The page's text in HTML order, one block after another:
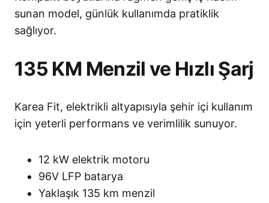
sunan model, günlük kullanımda pratiklik
sağlıyor.
135 KM Menzil ve Hızlı Şarj
Karea Fit, elektrikli altyapısıyla şehir içi kullanım
için yeterli performans ve verimlilik sunuyor.
12 kW elektrik motoru
96V LFP batarya
Yaklaşık 135 km menzil